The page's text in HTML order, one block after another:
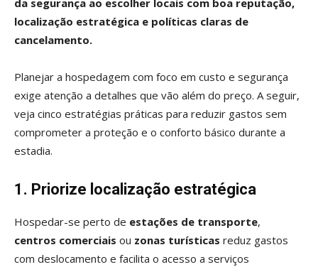
da segurança ao escolher locais com boa reputação,
localização estratégica e políticas claras de
cancelamento.
Planejar a hospedagem com foco em custo e segurança
exige atenção a detalhes que vão além do preço. A seguir,
veja cinco estratégias práticas para reduzir gastos sem
comprometer a proteção e o conforto básico durante a
estadia.
1. Priorize localização estratégica
Hospedar-se perto de estações de transporte,
centros comerciais ou zonas turísticas reduz gastos
com deslocamento e facilita o acesso a serviços